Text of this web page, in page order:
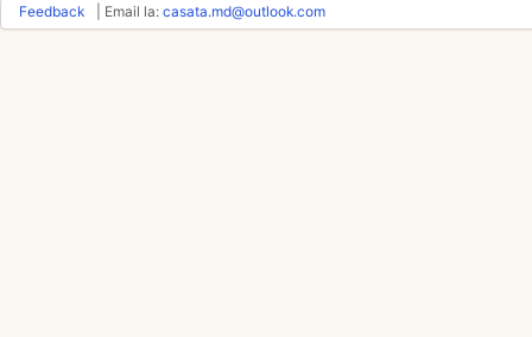
Feedback | Email la: casata.md@outlook.com